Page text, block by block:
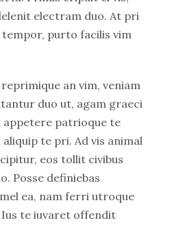
electram duo. At pri
purto facilis vim
an vim, veniam
duo ut, agam graeci
appetere patrioque te
aliquip te pri. Ad vis animal
eos tollit civibus
Posse definiebas
ea, nam ferri utroque
te iuvaret offendit